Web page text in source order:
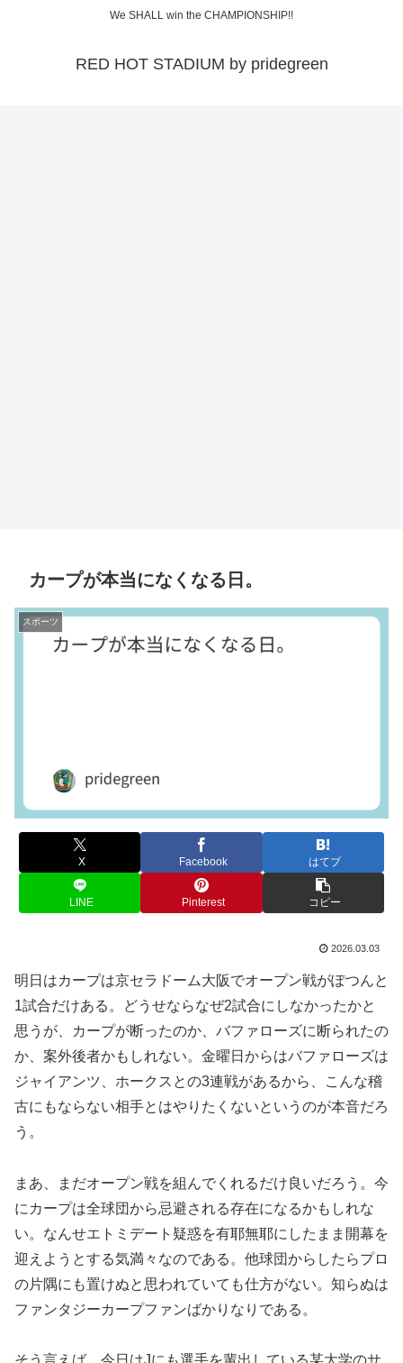
We SHALL win the CHAMPIONSHIP!!
RED HOT STADIUM by pridegreen
カープが本当になくなる日。
スポーツ
X Facebook はてブ
LINE Pinterest コピー
2026.03.03
明日はカープは京セラドーム大阪でオープン戦がぽつんと
1試合だけある。どうせならなぜ2試合にしなかったかと
思うが、カープが断ったのか、バファローズに断られたの
か、案外後者かもしれない。金曜日からはバファローズは
ジャイアンツ、ホークスとの3連戦があるから、こんな稽
古にもならない相手とはやりたくないというのが本音だろ
う。
まあ、まだオープン戦を組んでくれるだけ良いだろう。今
にカープは全球団から忌避される存在になるかもしれな
い。なんせエトミデート疑惑を有耶無耶にしたまま開幕を
迎えようとする気満々なのである。他球団からしたらプロ
の片隅にも置けぬと思われていても仕方がない。知らぬは
ファンタジーカープファンばかりなりである。